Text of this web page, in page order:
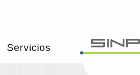
Servicios